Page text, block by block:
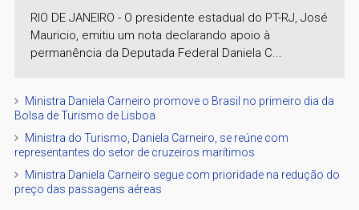
RIO DE JANEIRO - O presidente estadual do PT-RJ, José
Mauricio, emitiu um nota declarando apoio à
permanência da Deputada Federal Daniela C...
Ministra Daniela Carneiro promove o Brasil no primeiro dia da
Bolsa de Turismo de Lisboa
Ministra do Turismo, Daniela Carneiro, se reúne com
representantes do setor de cruzeiros marítimos
Ministra Daniela Carneiro segue com prioridade na redução do
preço das passagens aéreas